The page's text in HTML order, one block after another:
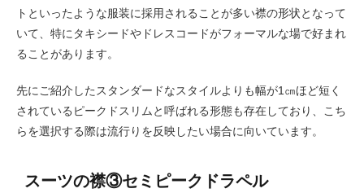
トといったような服装に採用されることが多い襟の形状となって
いて、特にタキシードやドレスコードがフォーマルな場で好まれ
ることがあります。
先にご紹介したスタンダードなスタイルよりも幅が1㎝ほど短く
されているピークドスリムと呼ばれる形態も存在しており、こち
らを選択する際は流行りを反映したい場合に向いています。
スーツの襟③セミピークドラペル